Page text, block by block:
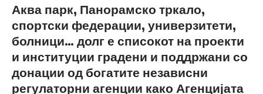
Аква парк, Панорамско тркало,
спортски федерации, универзитети,
болници… долг е списокот на проекти
и институции градени и поддржани со
донации од богатите независни
регулаторни агенции како Агенцијата